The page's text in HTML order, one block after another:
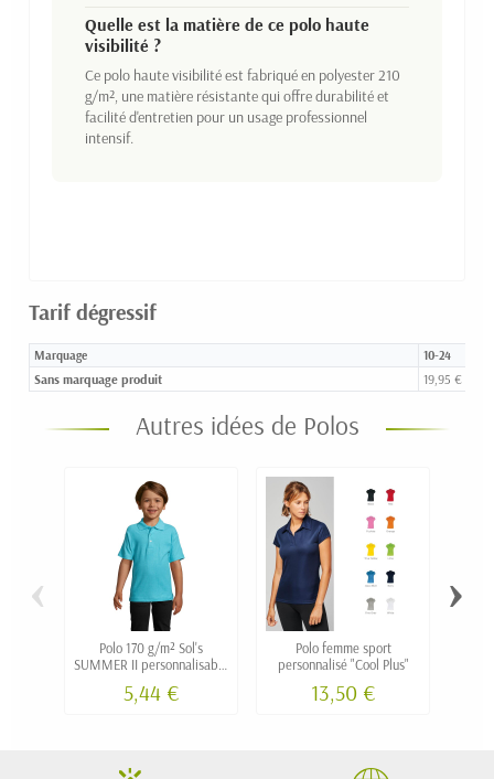
Quelle est la matière de ce polo haute
visibilité ?
Ce polo haute visibilité est fabriqué en polyester 210
g/m², une matière résistante qui offre durabilité et
facilité d'entretien pour un usage professionnel
intensif.
Tarif dégressif
Marquage 10-24
Sans marquage produit 19,95 €
Autres idées de Polos
Polo 170 g/m² Sol's
SUMMER II personnalisable
5,44 €
Polo femme sport
personnalisé "Cool Plus"
13,50 €
‹ ›